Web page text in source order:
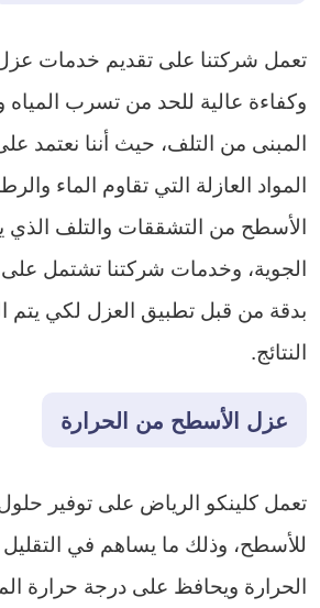
تعمل شركتنا على تقديم خدمات
وكفاءة عالية للحد من تسرب
المبنى من التلف، حيث أننا نعتمد
المواد العازلة التي تقاوم الماء
الأسطح من التشققات والتلف الذي
الجوية، وخدمات شركتنا تشتمل
بدقة من قبل تطبيق العزل لكي
النتائج.
عزل الأسطح من الحرارة
تعمل كلينكو الرياض على توفير
للأسطح، وذلك ما يساهم في
الحرارة ويحافظ على درجة حرارة